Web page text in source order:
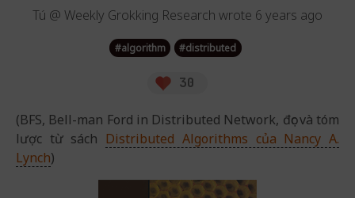
Tú @ Weekly Grokking Research wrote 6 years ago
#algorithm #distributed
30
(BFS, Bell-man Ford in Distributed Network, đọc và tóm
lược từ sách Distributed Algorithms của Nancy A.
Lynch)